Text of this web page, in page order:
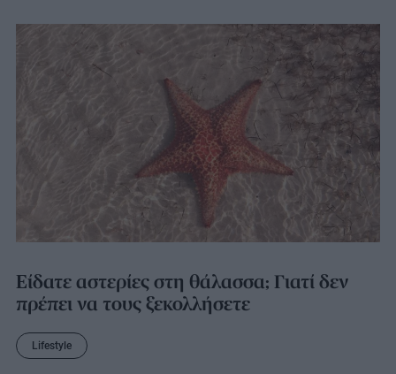
Είδατε αστερίες στη θάλασσα; Γιατί δεν
πρέπει να τους ξεκολλήσετε
Lifestyle